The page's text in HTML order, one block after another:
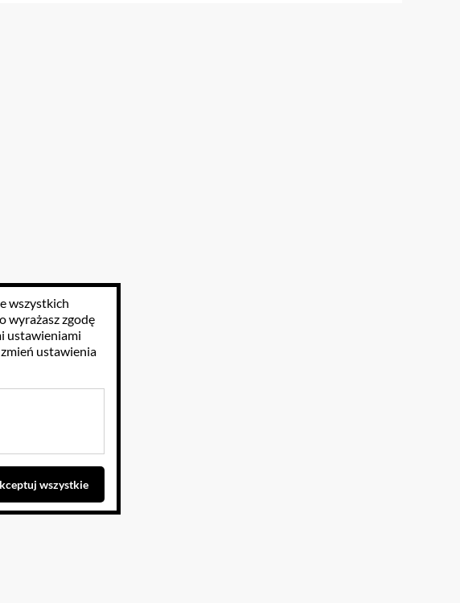
wszystkich
wyrażasz zgodę
ustawieniami
ustawienia
wszystkie